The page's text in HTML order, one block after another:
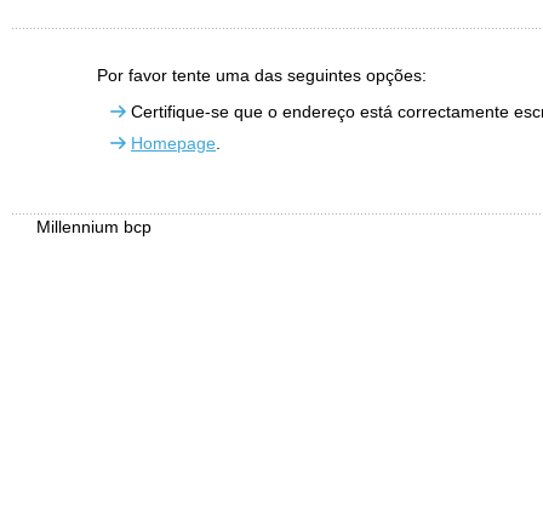
Por favor tente uma das seguintes opções:
Certifique-se que o endereço está correctamente
Homepage
Millennium bcp